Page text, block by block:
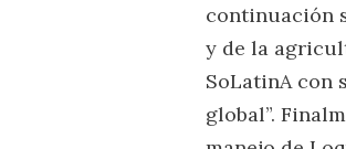
continuación
y de la
SoLatinA con
global”.